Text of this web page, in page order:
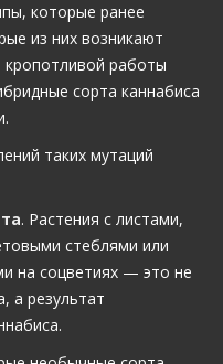
которые ранее
из них возникают
кропотливой работы
сорта каннабиса
таких мутаций
. Растения с листами,
стеблями или
на соцветиях — это не
а результат